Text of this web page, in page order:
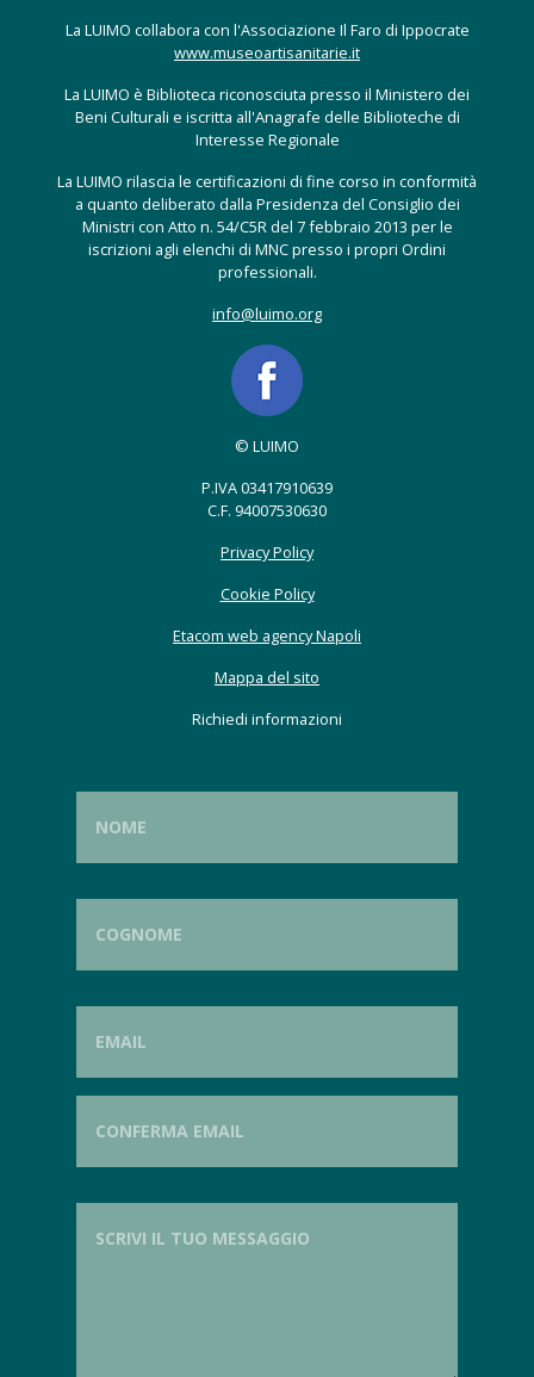
La LUIMO collabora con l'Associazione Il Faro di Ippocrate
www.museoartisanitarie.it
La LUIMO è Biblioteca riconosciuta presso il Ministero dei
Beni Culturali e iscritta all'Anagrafe delle Biblioteche di
Interesse Regionale
La LUIMO rilascia le certificazioni di fine corso in conformità
a quanto deliberato dalla Presidenza del Consiglio dei
Ministri con Atto n. 54/C5R del 7 febbraio 2013 per le
iscrizioni agli elenchi di MNC presso i propri Ordini
professionali.
info@luimo.org
© LUIMO
P.IVA 03417910639
C.F. 94007530630
Privacy Policy
Cookie Policy
Etacom web agency Napoli
Mappa del sito
Richiedi informazioni